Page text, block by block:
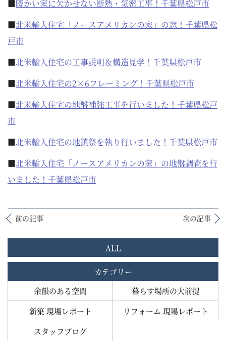
■暖かい家に欠かせない断熱・気密工事！千葉県松戸市
■北米輸入住宅「ノースアメリカンの家」の窓！千葉県松
戸市
■北米輸入住宅の工事説明＆構造見学！千葉県松戸市
■北米輸入住宅の2×6フレーミング！千葉県松戸市
■北米輸入住宅の地盤補強工事を行いました！千葉県松戸
市
■北米輸入住宅の地鎮祭を執り行いました！千葉県松戸市
■北米輸入住宅「ノースアメリカンの家」の地盤調査を行
いました！千葉県松戸市
前の記事 次の記事
ALL
カテゴリー
余韻のある空間
暮らす場所の大前提
新築 現場レポート
リフォーム 現場レポート
スタッフブログ